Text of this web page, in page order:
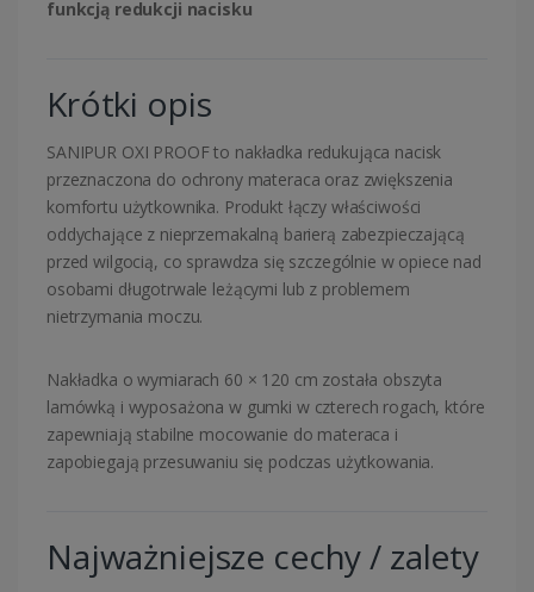
funkcją redukcji nacisku
Krótki opis
SANIPUR OXI PROOF to nakładka redukująca nacisk
przeznaczona do ochrony materaca oraz zwiększenia
komfortu użytkownika. Produkt łączy właściwości
oddychające z nieprzemakalną barierą zabezpieczającą
przed wilgocią, co sprawdza się szczególnie w opiece nad
osobami długotrwale leżącymi lub z problemem
nietrzymania moczu.
Nakładka o wymiarach 60 × 120 cm została obszyta
lamówką i wyposażona w gumki w czterech rogach, które
zapewniają stabilne mocowanie do materaca i
zapobiegają przesuwaniu się podczas użytkowania.
Najważniejsze cechy / zalety